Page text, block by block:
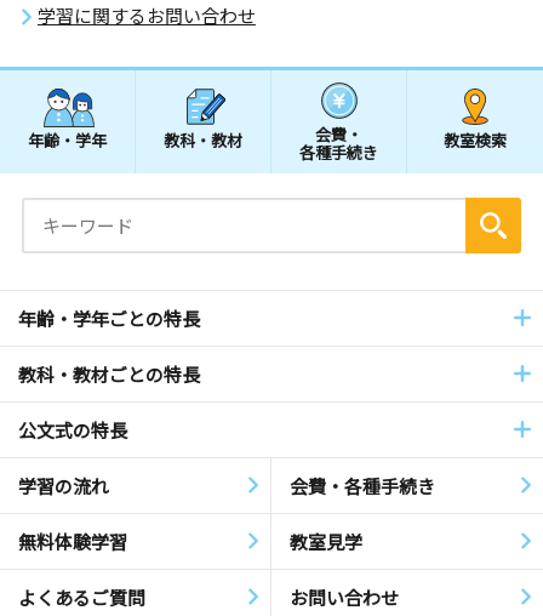
学習に関するお問い合わせ
年齢・学年 教科・教材 会費・
各種手続き
教室検索
年齢・学年ごとの特長
教科・教材ごとの特長
公文式の特長
学習の流れ 会費・各種手続き
無料体験学習 教室見学
よくあるご質問 お問い合わせ